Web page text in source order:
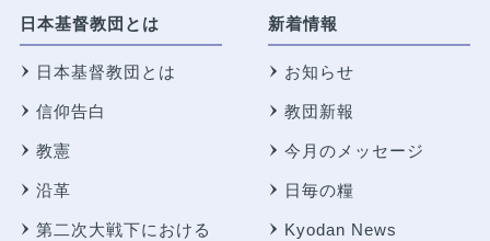
日本基督教団とは
日本基督教団とは
信仰告白
教憲
沿革
第二次大戦下における
新着情報
お知らせ
教団新報
今月のメッセージ
日毎の糧
Kyodan News